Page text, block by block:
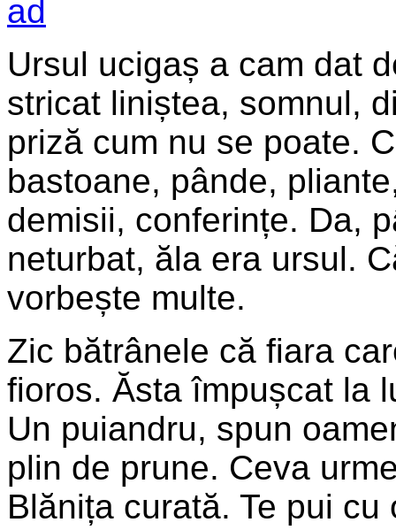
Ursul ucigaș a cam dat
stricat liniștea, somnul,
priză cum nu se poate.
bastoane, pânde,
demisii, conferințe. Da,
neturbat, ăla era ursul.
vorbește multe.
Zic bătrânele că fiara
fioros. Ăsta împușcat la
Un puiandru, spun
plin de prune. Ceva
Blănița curată. Te pui